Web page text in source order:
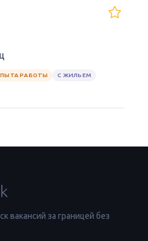
РАБОТЫ
С ЖИЛЬЕМ
вакансий за границей без